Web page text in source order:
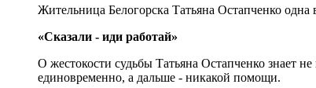
Жительница Белогорска Татьяна Остапченко
«Сказали - иди работай»
О жестокости судьбы Татьяна Остапченко знает
единовременно, а дальше - никакой помощи.